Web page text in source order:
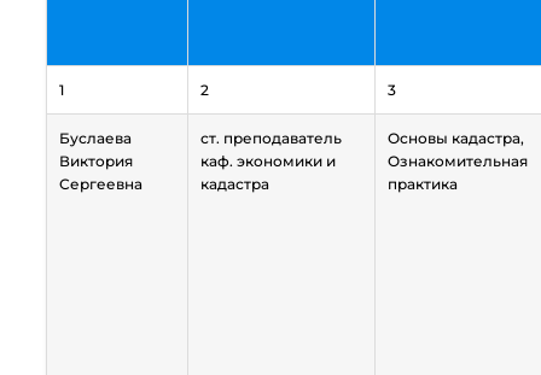
1 2 3
Буслаева
Виктория
Сергеевна
ст. преподаватель
каф. экономики и
кадастра
Основы кадастра,
Ознакомительная
практика